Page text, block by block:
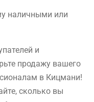
наличными или
и
продажу вашего
в Кицмани!
сколько вы